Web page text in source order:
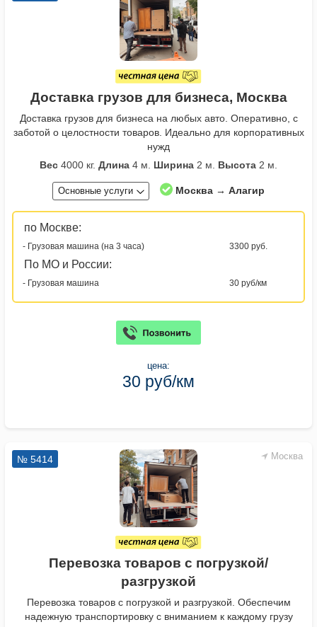
Доставка грузов для бизнеса, Москва
Доставка грузов для бизнеса на любых авто. Оперативно, с
заботой о целостности товаров. Идеально для корпоративных
нужд
Вес 4000 кг. Длина 4 м. Ширина 2 м. Высота 2 м.
Основные услуги Москва → Алагир
по Москве:
- Грузовая машина (на 3 часа) 3300 руб.
По МО и России:
- Грузовая машина 30 руб/км
цена:
30 руб/км
Москва
№ 5414
Перевозка товаров с погрузкой/
разгрузкой
Перевозка товаров с погрузкой и разгрузкой. Обеспечим
надежную транспортировку с вниманием к каждому грузу